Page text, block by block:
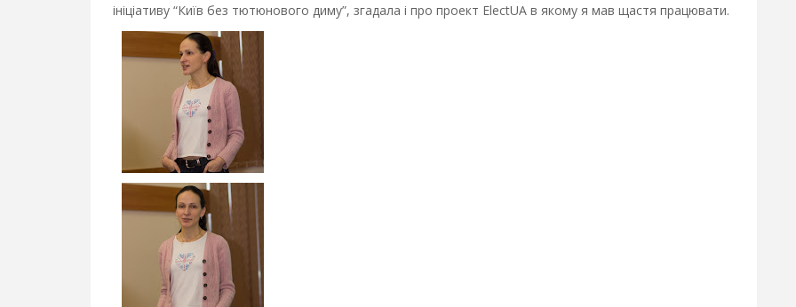
ініціативу “Київ без тютюнового диму”, згадала і про проект ElectUA в якому я мав щастя працювати.